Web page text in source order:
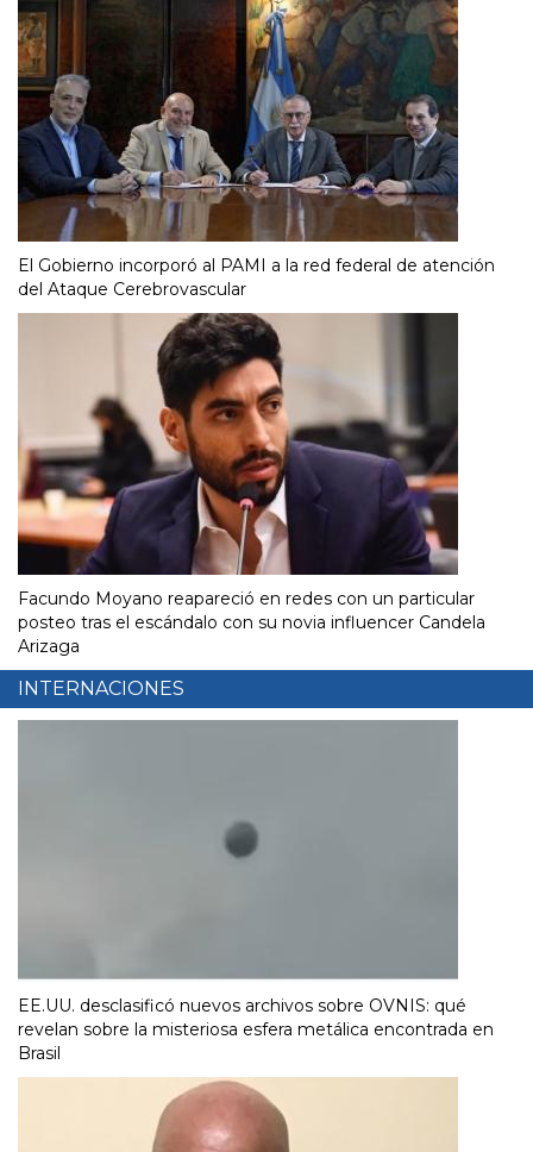
El Gobierno incorporó al PAMI a la red federal de atención
del Ataque Cerebrovascular
Facundo Moyano reapareció en redes con un particular
posteo tras el escándalo con su novia influencer Candela
Arizaga
INTERNACIONES
EE.UU. desclasificó nuevos archivos sobre OVNIS: qué
revelan sobre la misteriosa esfera metálica encontrada en
Brasil